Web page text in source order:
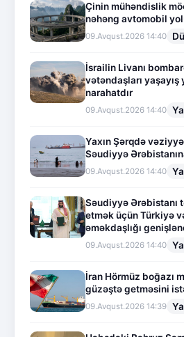
Çinin mühəndislik
nəhəng avtomobil
09.Avqust.2026 14:40
İsrailin Livanı
vətəndaşları
narahatdır
09.Avqust.2026 14:40
Yaxın Şərqdə
Səudiyyə
09.Avqust.2026 14:40
Səudiyyə Ərəbistanı
etmək üçün Türkiyə
əməkdaşlığı
09.Avqust.2026 14:40
İran Hörmüz boğazı
güzəştə getməsini
09.Avqust.2026 14:39